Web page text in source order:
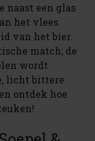
naast een glas
het vlees
van het bier.
match; de
wordt
licht bittere
ontdek hoe